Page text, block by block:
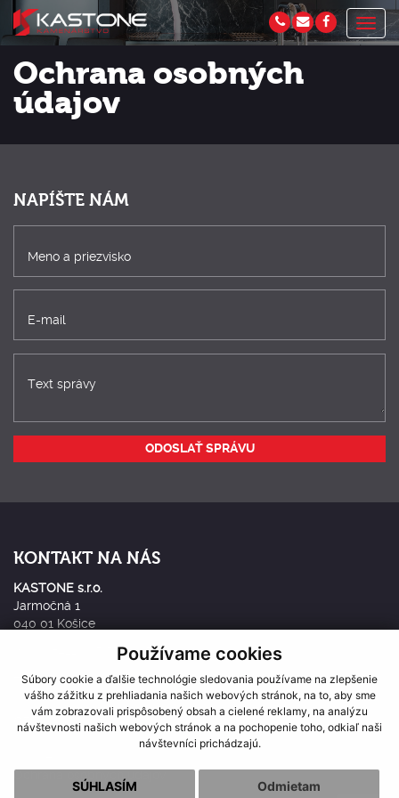
Používame cookies
Súbory cookie a ďalšie technológie sledovania používame na zlepšenie
vášho zážitku z prehliadania našich webových stránok, na to, aby sme
vám zobrazovali prispôsobený obsah a cielené reklamy, na analýzu
návštevnosti našich webových stránok a na pochopenie toho, odkiaľ naši
návštevníci prichádzajú.
SÚHLASÍM Odmietam
Ochrana osobných
údajov
NAPÍŠTE NÁM
Meno a priezvisko
E-mail
Text správy
ODOSLAŤ SPRÁVU
KONTAKT NA NÁS
KASTONE s.r.o.
Jarmočná 1
040 01 Košice
+421 905 570 667
e-mail:
kastone@kastone.sk
GPS:48°42'35.5"N 21°16'05.1"E
Ochrana osobných údajov